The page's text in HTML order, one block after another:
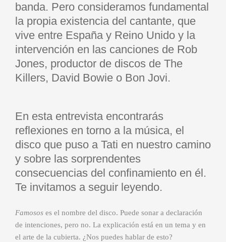
banda. Pero consideramos fundamental
la propia existencia del cantante, que
vive entre España y Reino Unido y la
intervención en las canciones de Rob
Jones, productor de discos de The
Killers, David Bowie o Bon Jovi.
En esta entrevista encontrarás
reflexiones en torno a la música, el
disco que puso a Tati en nuestro camino
y sobre las sorprendentes
consecuencias del confinamiento en él.
Te invitamos a seguir leyendo.
Famosos es el nombre del disco. Puede sonar a declaración
de intenciones, pero no. La explicación está en un tema y en
el arte de la cubierta. ¿Nos puedes hablar de esto?